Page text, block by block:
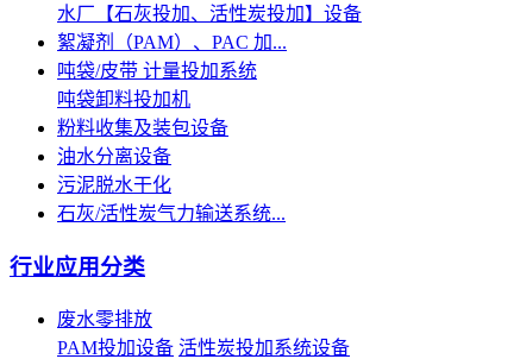
水厂【石灰投加、活性炭投加】设备
絮凝剂（PAM）、PAC 加...
吨袋/皮带 计量投加系统
吨袋卸料投加机
粉料收集及装包设备
油水分离设备
污泥脱水干化
石灰/活性炭气力输送系统...
行业应用分类
废水零排放
PAM投加设备 活性炭投加系统设备